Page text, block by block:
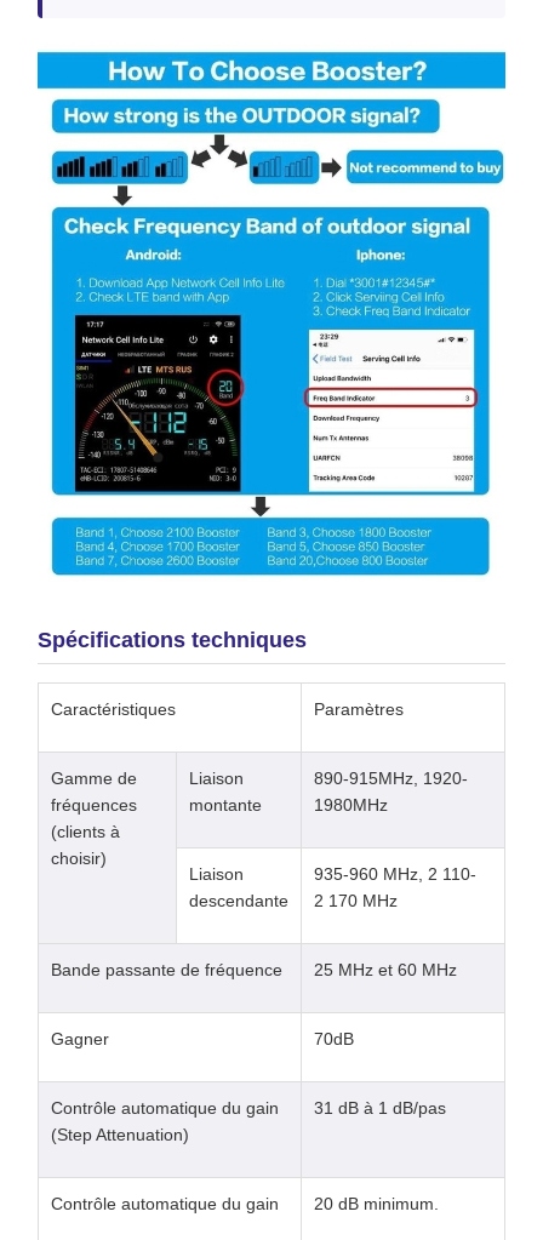
Spécifications techniques
Caractéristiques Paramètres
Gamme de
fréquences
(clients à
choisir)
Liaison
montante
890-915MHz, 1920-
1980MHz
Liaison
descendante
935-960 MHz, 2 110-
2 170 MHz
Bande passante de fréquence 25 MHz et 60 MHz
Gagner 70dB
Contrôle automatique du gain
(Step Attenuation)
31 dB à 1 dB/pas
Contrôle automatique du gain 20 dB minimum.